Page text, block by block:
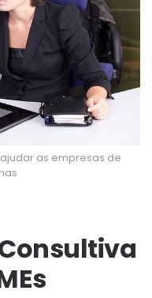
as empresas de